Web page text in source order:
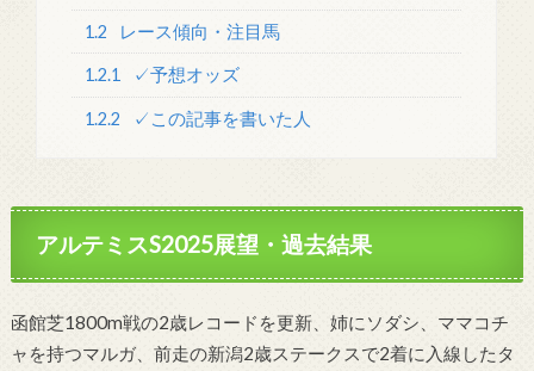
1.2 レース傾向・注目馬
1.2.1 ✓予想オッズ
1.2.2 ✓この記事を書いた人
アルテミスS2025展望・過去結果
函館芝1800m戦の2歳レコードを更新、姉にソダシ、ママコチ
ャを持つマルガ、前走の新潟2歳ステークスで2着に入線したタ